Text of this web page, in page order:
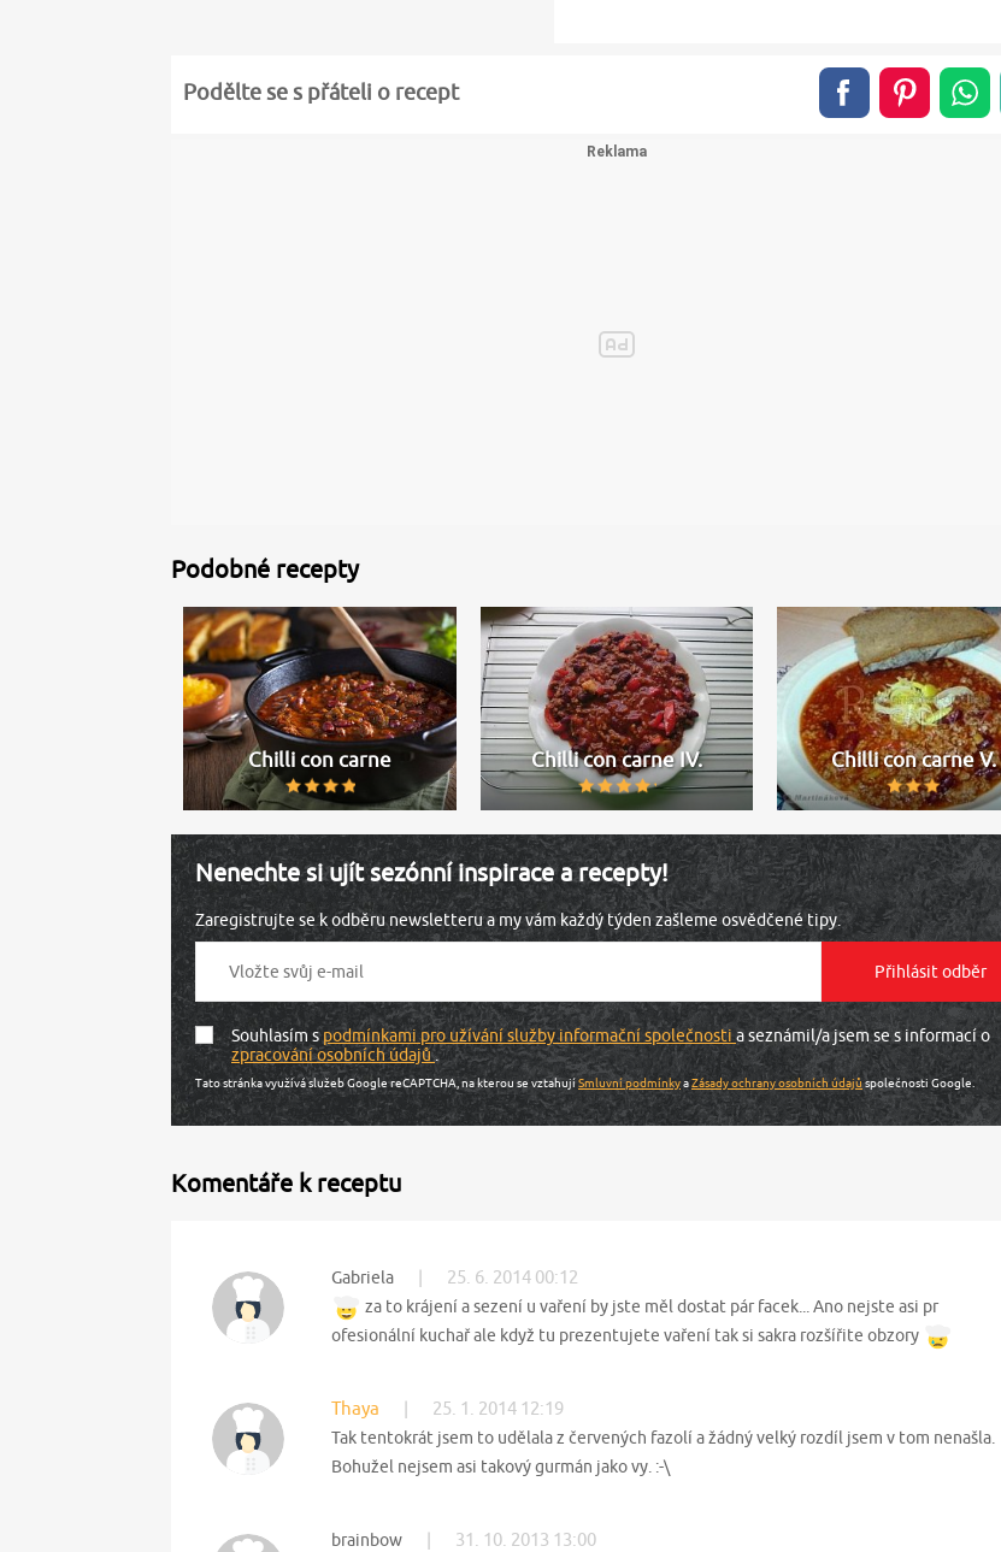
Podělte se s přáteli o recept
Podobné recepty
Chilli con carne Chilli con carne IV. Chilli con carne V.
Nenechte si ujít sezónní inspirace a recepty!
Zaregistrujte se k odběru newsletteru a my vám každý týden zašleme osvědčené tipy.
Souhlasím spodmínkami pro užívání služby informační společnosti a seznámil/a jsem se s informací o
zpracování osobních údajů.
Tato stránka využívá služeb Google reCAPTCHA, na kterou se vztahujíSmluvní podmínkyaZásady ochrany osobních údajůspolečnosti Google.
Komentáře k receptu
Gabriela 25. 6. 2014 00:12
za to krájení a sezení u vaření by jste měl dostat pár facek... Ano nejste asi pr
ofesionální kuchař ale když tu prezentujete vaření tak si sakra rozšířite obzory
Thaya 25. 1. 2014 12:19
Tak tentokrát jsem to udělala z červených fazolí a žádný velký rozdíl jsem v tom nenašla.
Bohužel nejsem asi takový gurmán jako vy. :-\
brainbow 31. 10. 2013 13:00